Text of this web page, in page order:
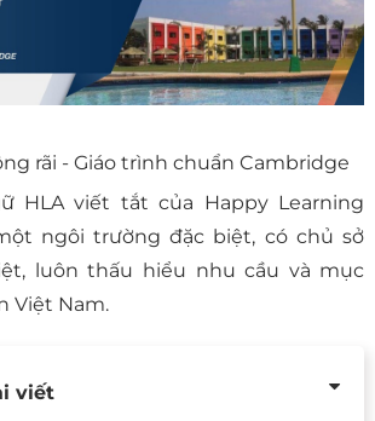
rãi - Giáo trình chuẩn Cambridge
HLA viết tắt của Happy Learning
ngôi trường đặc biệt, có chủ sở
luôn thấu hiểu nhu cầu và mục
Việt Nam.
viết